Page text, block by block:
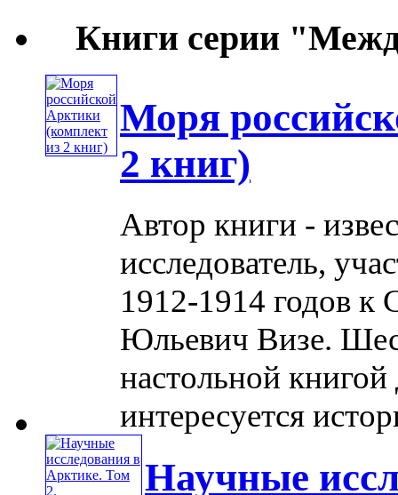
Книги серии
Моря
2 книг)
Автор книги -
исследователь,
1912-1914 годов
Юльевич Визе.
настольной книгой
интересуется
Научные